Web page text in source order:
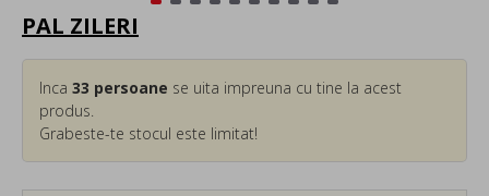
PAL ZILERI
Inca 33 persoane se uita impreuna cu tine la acest
produs.
Grabeste-te stocul este limitat!